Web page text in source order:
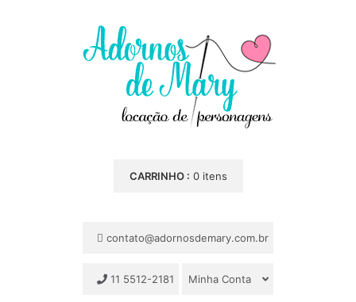
CARRINHO : 0 itens
contato@adornosdemary.com.br
11 5512-2181 Minha Conta